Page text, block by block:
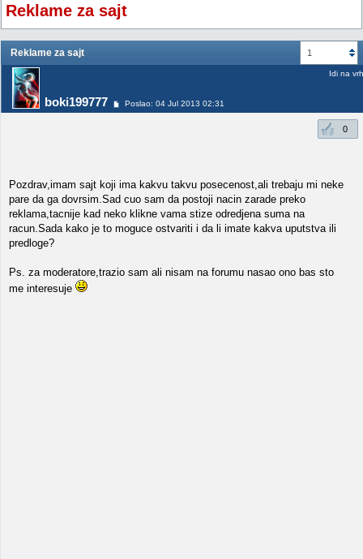
Reklame za sajt
1
Reklame za sajt
boki199777 Poslao: 04 Jul 2013 02:31
Idi na vrh
0
Pozdrav,imam sajt koji ima kakvu takvu posecenost,ali trebaju mi neke
pare da ga dovrsim.Sad cuo sam da postoji nacin zarade preko
reklama,tacnije kad neko klikne vama stize odredjena suma na
racun.Sada kako je to moguce ostvariti i da li imate kakva uputstva ili
predloge?
Ps. za moderatore,trazio sam ali nisam na forumu nasao ono bas sto
me interesuje